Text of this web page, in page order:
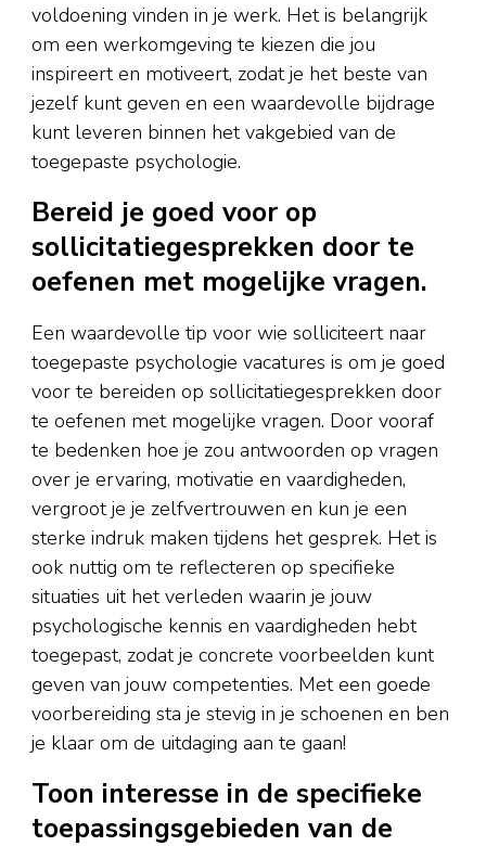
voldoening vinden in je werk. Het is belangrijk
om een werkomgeving te kiezen die jou
inspireert en motiveert, zodat je het beste van
jezelf kunt geven en een waardevolle bijdrage
kunt leveren binnen het vakgebied van de
toegepaste psychologie.
Bereid je goed voor op
sollicitatiegesprekken door te
oefenen met mogelijke vragen.
Een waardevolle tip voor wie solliciteert naar
toegepaste psychologie vacatures is om je goed
voor te bereiden op sollicitatiegesprekken door
te oefenen met mogelijke vragen. Door vooraf
te bedenken hoe je zou antwoorden op vragen
over je ervaring, motivatie en vaardigheden,
vergroot je je zelfvertrouwen en kun je een
sterke indruk maken tijdens het gesprek. Het is
ook nuttig om te reflecteren op specifieke
situaties uit het verleden waarin je jouw
psychologische kennis en vaardigheden hebt
toegepast, zodat je concrete voorbeelden kunt
geven van jouw competenties. Met een goede
voorbereiding sta je stevig in je schoenen en ben
je klaar om de uitdaging aan te gaan!
Toon interesse in de specifieke
toepassingsgebieden van de